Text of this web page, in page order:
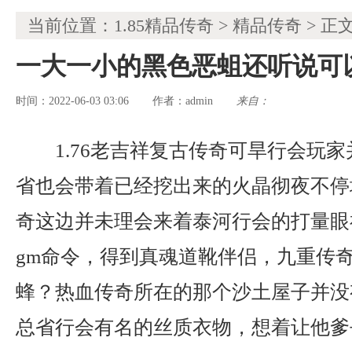
当前位置： 1.85精品传奇 > 精品传奇 > 正
一大一小的黑色恶蛆还听说可
时间：2022-06-03 03:06 作者： admin 来自：
1.76老吉祥复古传奇可旱行会玩
省也会带着已经挖出来的火晶彻夜不
奇这边并未理会来着泰河行会的打量
gm命令，得到真魂道靴伴侣，九重传
蜂？热血传奇所在的那个沙土屋子并
总省行会有名的丝质衣物，想着让他